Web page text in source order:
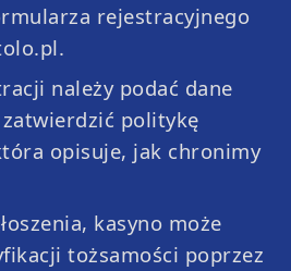
rejestracyjnego
należy podać dane
politykę
opisuje, jak chronimy
kasyno może
tożsamości poprzez